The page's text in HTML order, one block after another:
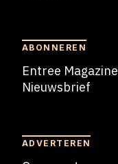
ABONNEREN
Entree Magazine
Nieuwsbrief
ADVERTEREN